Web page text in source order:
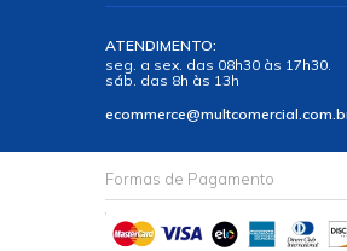
ATENDIMENTO:
seg. a sex. das 08h30 às 17h30.
sáb. das 8h às 13h
Formas de Pagamento